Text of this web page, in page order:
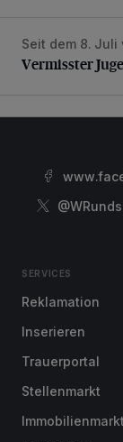
Vermisster
Seit dem 8. Juli
Vermisster
SERVICES
Reklamation
Inserieren
Trauerportal
Stellenmarkt
Immobilienmarkt